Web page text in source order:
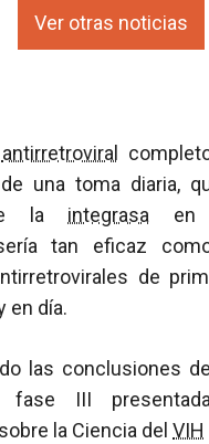
Ver otras noticias
antirretroviral
una toma diaria,
la integrasa en
tan eficaz
de
en día.
las conclusiones
fase III
la Ciencia del VIH